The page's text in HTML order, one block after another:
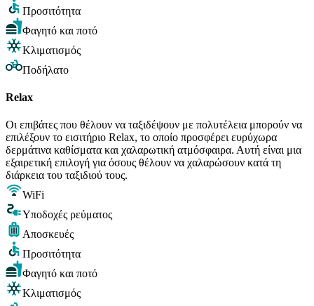
Προσιτότητα
Φαγητό και ποτό
Κλιματισμός
Ποδήλατο
Relax
Οι επιβάτες που θέλουν να ταξιδέψουν με πολυτέλεια μπορούν να
επιλέξουν το εισιτήριο Relax, το οποίο προσφέρει ευρύχωρα
δερμάτινα καθίσματα και χαλαρωτική ατμόσφαιρα. Αυτή είναι μια
εξαιρετική επιλογή για όσους θέλουν να χαλαρώσουν κατά τη
διάρκεια του ταξιδιού τους.
WiFi
Υποδοχές ρεύματος
Αποσκευές
Προσιτότητα
Φαγητό και ποτό
Κλιματισμός